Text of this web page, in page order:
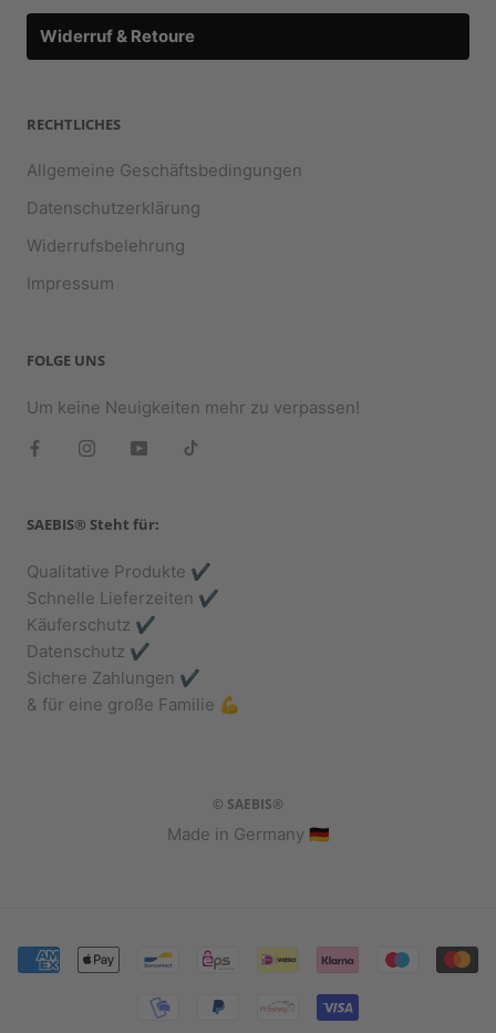
Widerruf & Retoure
RECHTLICHES
Allgemeine Geschäftsbedingungen
Datenschutzerklärung
Widerrufsbelehrung
Impressum
FOLGE UNS
Um keine Neuigkeiten mehr zu verpassen!
SAEBIS® Steht für:
Qualitative Produkte ✔️
Schnelle Lieferzeiten ✔️
Käuferschutz ✔️
Datenschutz ✔️
Sichere Zahlungen ✔️
& für eine große Familie 💪
© SAEBIS®
Made in Germany 🇩🇪